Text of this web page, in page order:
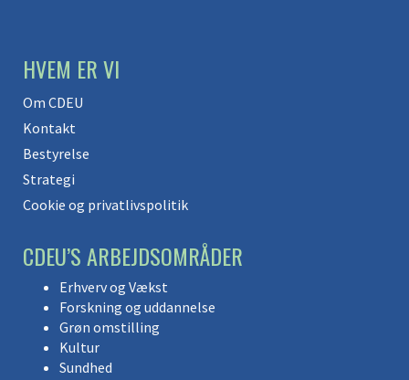
HVEM ER VI
Om CDEU
Kontakt
Bestyrelse
Strategi
Cookie og privatlivspolitik
CDEU’S ARBEJDSOMRÅDER
Erhverv og Vækst
Forskning og uddannelse
Grøn omstilling
Kultur
Sundhed